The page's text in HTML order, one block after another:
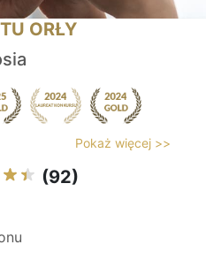
ORŁY
Pokaż więcej >>
(92)